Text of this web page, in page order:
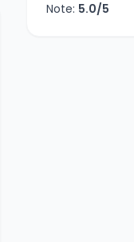
Note: 5.0/5